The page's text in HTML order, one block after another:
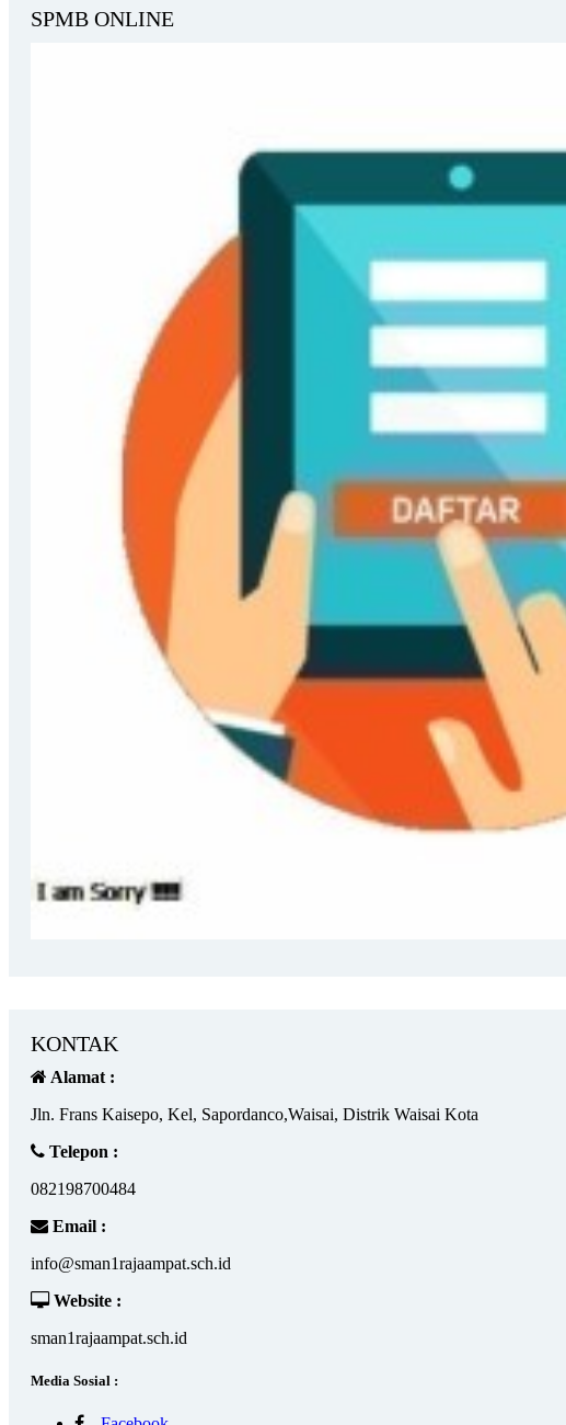
SPMB ONLINE
KONTAK
Alamat :
Jln. Frans Kaisepo, Kel, Sapordanco,Waisai, Distrik Waisai Kota
Telepon :
082198700484
Email :
info@sman1rajaampat.sch.id
Website :
sman1rajaampat.sch.id
Media Sosial :